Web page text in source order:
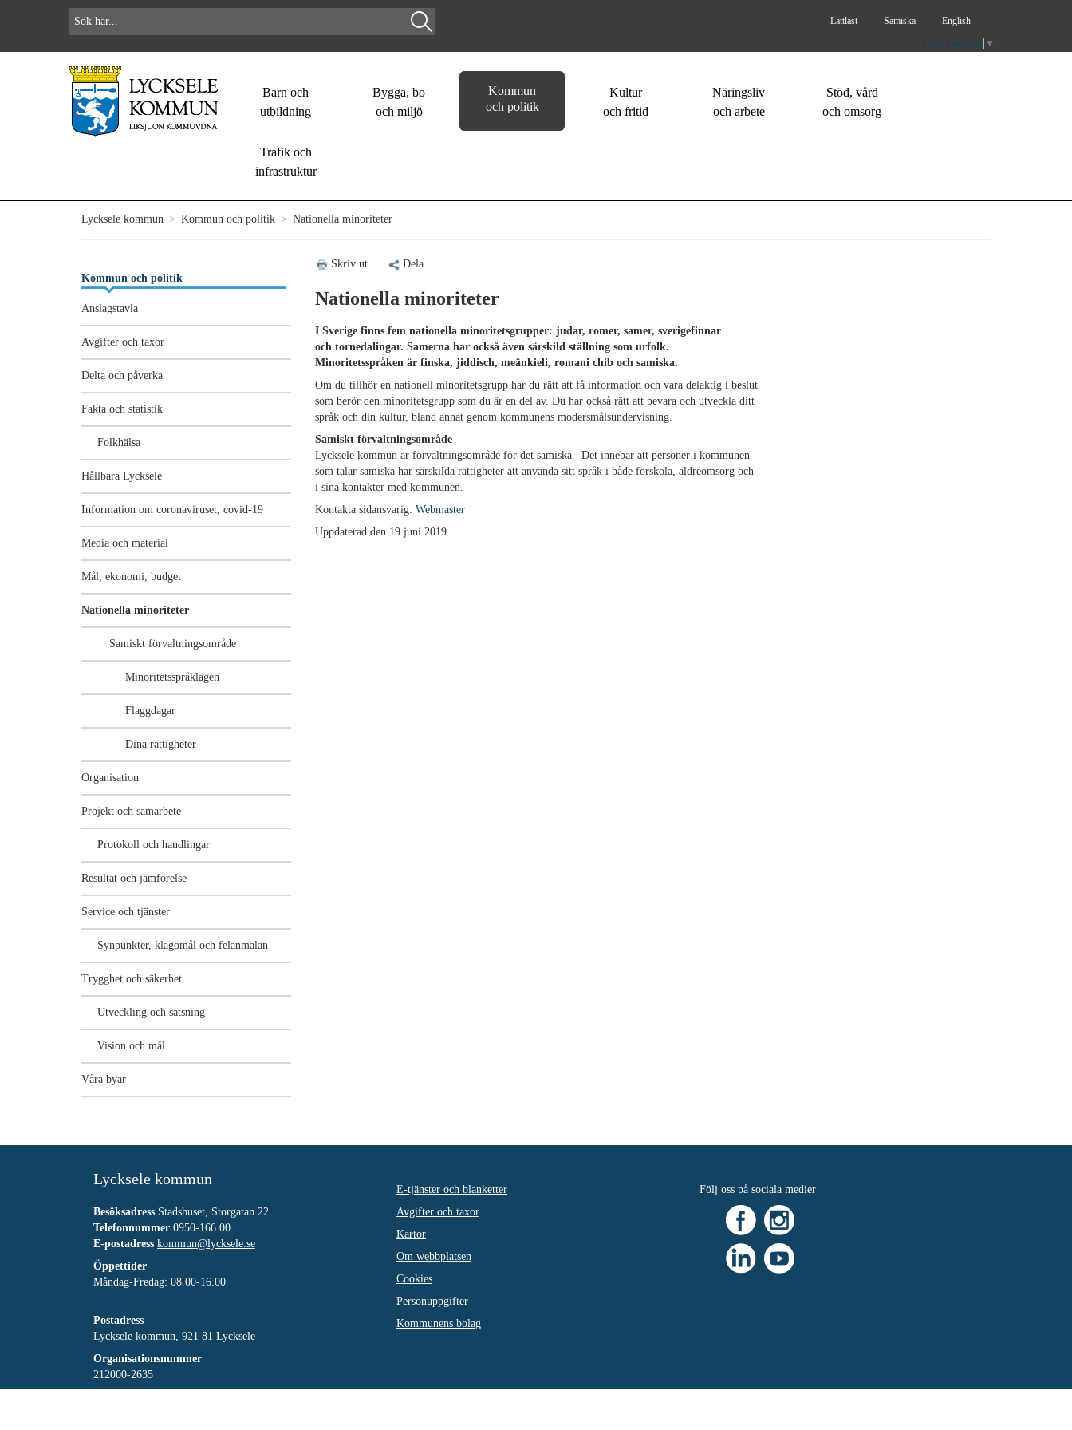
Lättläst Samiska English
Select Language ▼
Barn och
utbildning
Bygga, bo
och miljö
Kommun
och politik
Kultur
och fritid
Näringsliv
och arbete
Stöd, vård
och omsorg
Trafik och
infrastruktur
Lycksele kommun > Kommun och politik > Nationella minoriteter
Kommun och politik
Anslagstavla
Avgifter och taxor
Delta och påverka
Fakta och statistik
Folkhälsa
Hållbara Lycksele
Information om coronaviruset, covid-19
Media och material
Mål, ekonomi, budget
Nationella minoriteter
Samiskt förvaltningsområde
Minoritetsspråklagen
Flaggdagar
Dina rättigheter
Organisation
Projekt och samarbete
Protokoll och handlingar
Resultat och jämförelse
Service och tjänster
Synpunkter, klagomål och felanmälan
Trygghet och säkerhet
Utveckling och satsning
Vision och mål
Våra byar
Skriv ut Dela
Nationella minoriteter
I Sverige finns fem nationella minoritetsgrupper: judar, romer, samer, sverigefinnar
och tornedalingar. Samerna har också även särskild ställning som urfolk.
Minoritetsspråken är finska, jiddisch, meänkieli, romani chib och samiska.
Om du tillhör en nationell minoritetsgrupp har du rätt att få information och vara delaktig i beslut
som berör den minoritetsgrupp som du är en del av. Du har också rätt att bevara och utveckla ditt
språk och din kultur, bland annat genom kommunens modersmålsundervisning.
Samiskt förvaltningsområde
Lycksele kommun är förvaltningsområde för det samiska. Det innebär att personer i kommunen
som talar samiska har särskilda rättigheter att använda sitt språk i både förskola, äldreomsorg och
i sina kontakter med kommunen.
Kontakta sidansvarig: Webmaster
Uppdaterad den 19 juni 2019
Lycksele kommun
Besöksadress Stadshuset, Storgatan 22
Telefonnummer 0950-166 00
E-postadress kommun@lycksele.se
Öppettider
Måndag-Fredag: 08.00-16.00
Postadress
Lycksele kommun, 921 81 Lycksele
Organisationsnummer
212000-2635
E-tjänster och blanketter
Avgifter och taxor
Kartor
Om webbplatsen
Cookies
Personuppgifter
Kommunens bolag
Följ oss på sociala medier